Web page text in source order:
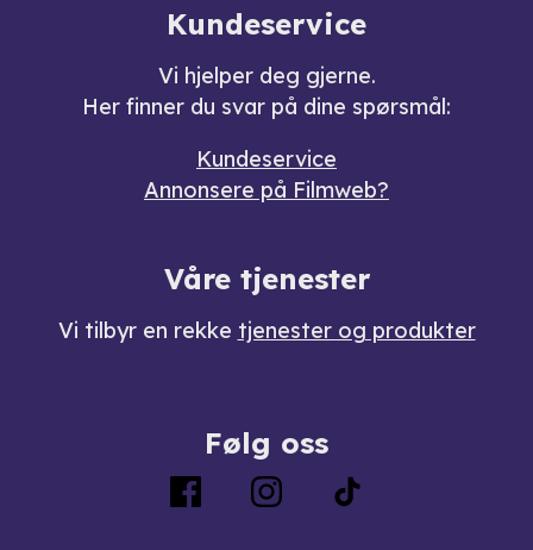
Kundeservice
Vi hjelper deg gjerne.
Her finner du svar på dine spørsmål:
Kundeservice
Annonsere på Filmweb?
Våre tjenester
Vi tilbyr en rekke tjenester og produkter
Følg oss